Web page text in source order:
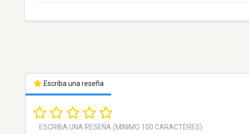
Escriba una reseña